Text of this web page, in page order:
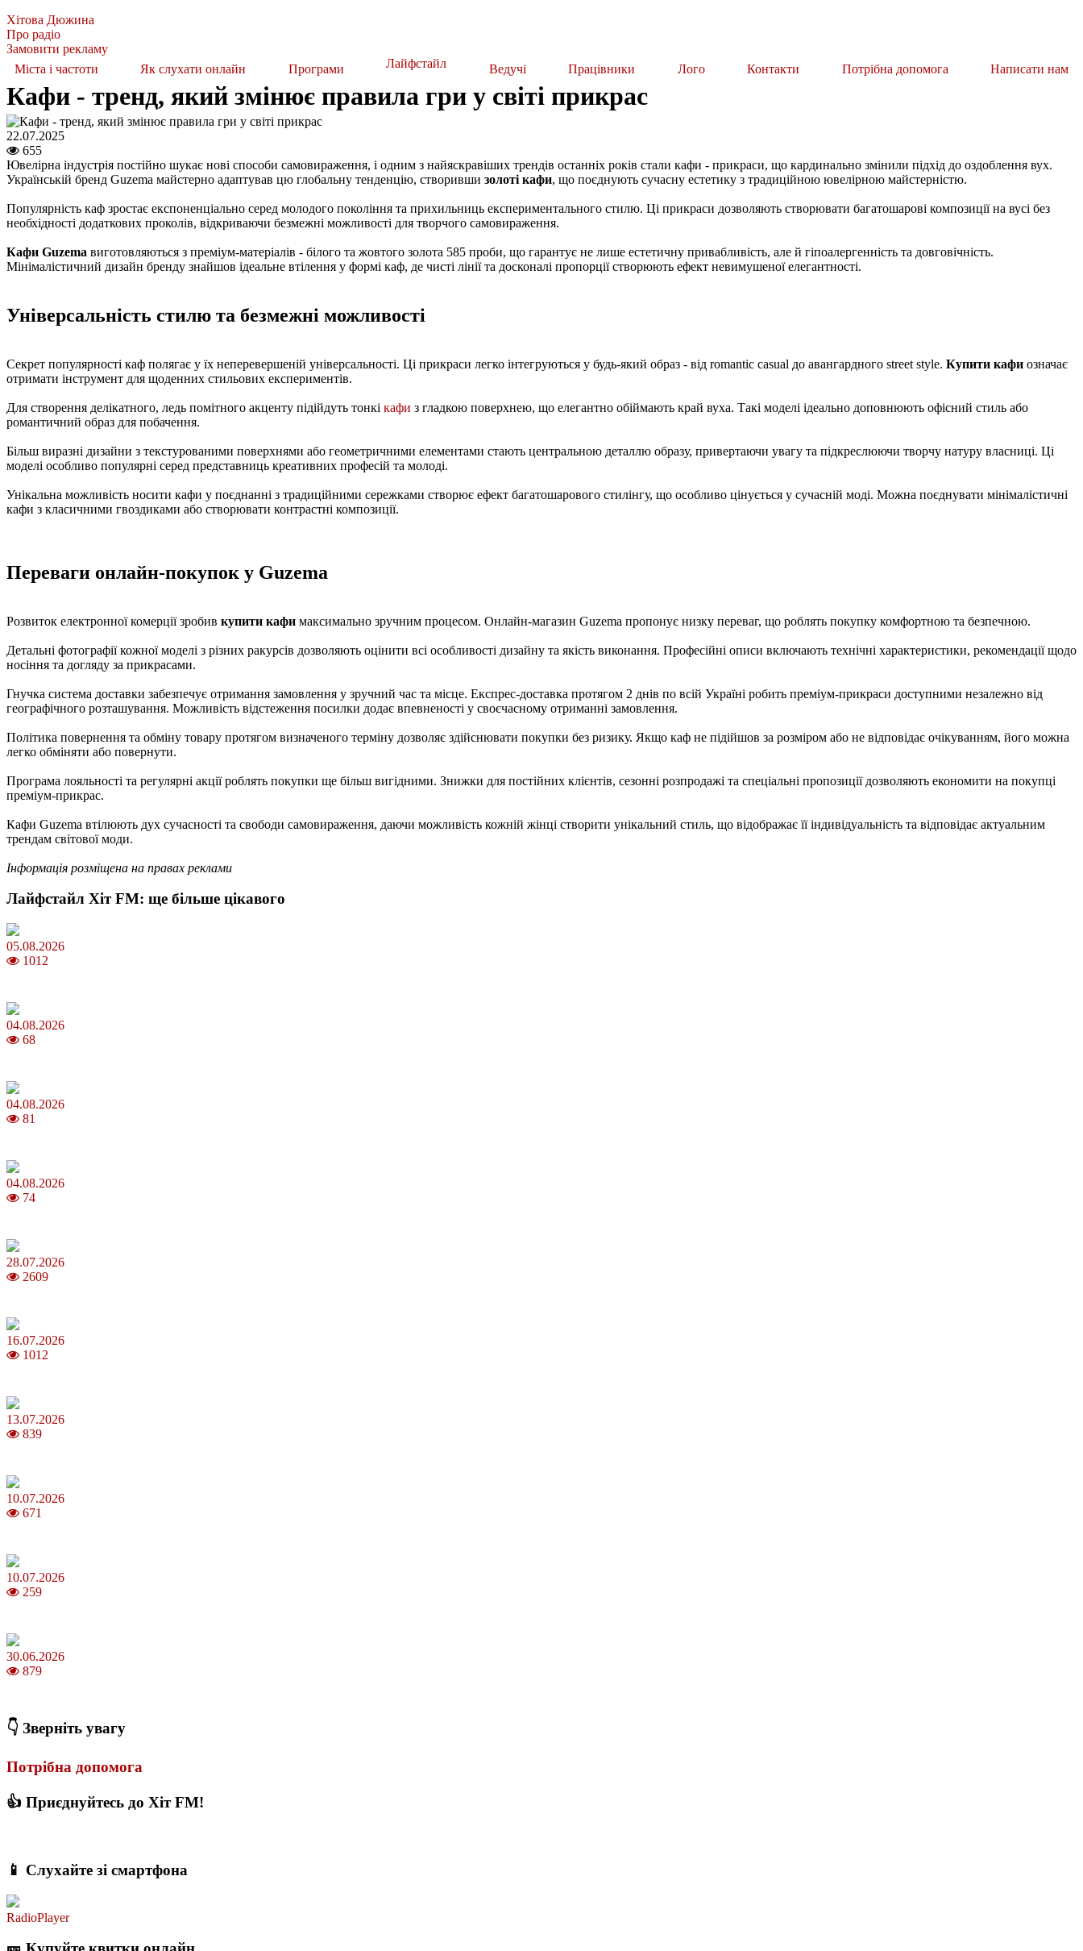
Хітова Дюжина
Про радіо
Замовити рекламу
Міста і частоти
Як слухати онлайн Програми Лайфстайл Ведучі Працівники Лого Контакти Потрібна допомога Написати нам
Кафи - тренд, який змінює правила гри у світі прикрас
22.07.2025
655
Ювелірна індустрія постійно шукає нові способи самовираження, і одним з найяскравіших трендів останніх років стали кафи - прикраси, що кардинально змінили підхід до оздоблення вух.
Українській бренд Guzema майстерно адаптував цю глобальну тенденцію, створивши золоті кафи, що поєднують сучасну естетику з традиційною ювелірною майстерністю.
Популярність каф зростає експоненціально серед молодого покоління та прихильниць експериментального стилю. Ці прикраси дозволяють створювати багатошарові композиції на вусі без
необхідності додаткових проколів, відкриваючи безмежні можливості для творчого самовираження.
Кафи Guzema виготовляються з преміум-матеріалів - білого та жовтого золота 585 проби, що гарантує не лише естетичну привабливість, але й гіпоалергенність та довговічність.
Мінімалістичний дизайн бренду знайшов ідеальне втілення у формі каф, де чисті лінії та досконалі пропорції створюють ефект невимушеної елегантності.
Універсальність стилю та безмежні можливості
Секрет популярності каф полягає у їх неперевершеній універсальності. Ці прикраси легко інтегруються у будь-який образ - від romantic casual до авангардного street style. Купити кафи означає
отримати інструмент для щоденних стильових експериментів.
Для створення делікатного, ледь помітного акценту підійдуть тонкі кафи з гладкою поверхнею, що елегантно обіймають край вуха. Такі моделі ідеально доповнюють офісний стиль або
романтичний образ для побачення.
Більш виразні дизайни з текстурованими поверхнями або геометричними елементами стають центральною деталлю образу, привертаючи увагу та підкреслюючи творчу натуру власниці. Ці
моделі особливо популярні серед представниць креативних професій та молоді.
Унікальна можливість носити кафи у поєднанні з традиційними сережками створює ефект багатошарового стилінгу, що особливо цінується у сучасній моді. Можна поєднувати мінімалістичні
кафи з класичними гвоздиками або створювати контрастні композиції.
Переваги онлайн-покупок у Guzema
Розвиток електронної комерції зробив купити кафи максимально зручним процесом. Онлайн-магазин Guzema пропонує низку переваг, що роблять покупку комфортною та безпечною.
Детальні фотографії кожної моделі з різних ракурсів дозволяють оцінити всі особливості дизайну та якість виконання. Професійні описи включають технічні характеристики, рекомендації щодо
носіння та догляду за прикрасами.
Гнучка система доставки забезпечує отримання замовлення у зручний час та місце. Експрес-доставка протягом 2 днів по всій Україні робить преміум-прикраси доступними незалежно від
географічного розташування. Можливість відстеження посилки додає впевненості у своєчасному отриманні замовлення.
Політика повернення та обміну товару протягом визначеного терміну дозволяє здійснювати покупки без ризику. Якщо каф не підійшов за розміром або не відповідає очікуванням, його можна
легко обміняти або повернути.
Програма лояльності та регулярні акції роблять покупки ще більш вигідними. Знижки для постійних клієнтів, сезонні розпродажі та спеціальні пропозиції дозволяють економити на покупці
преміум-прикрас.
Кафи Guzema втілюють дух сучасності та свободи самовираження, даючи можливість кожній жінці створити унікальний стиль, що відображає її індивідуальність та відповідає актуальним
трендам світової моди.
Інформація розміщена на правах реклами
Лайфстайл Хіт FM: ще більше цікавого
05.08.2026
1012
04.08.2026
68
04.08.2026
81
04.08.2026
74
28.07.2026
2609
16.07.2026
1012
13.07.2026
839
10.07.2026
671
10.07.2026
259
30.06.2026
879
👇 Зверніть увагу
Потрібна допомога
👍 Приєднуйтесь до Хіт FM!
📱 Слухайте зі смартфона
RadioPlayer